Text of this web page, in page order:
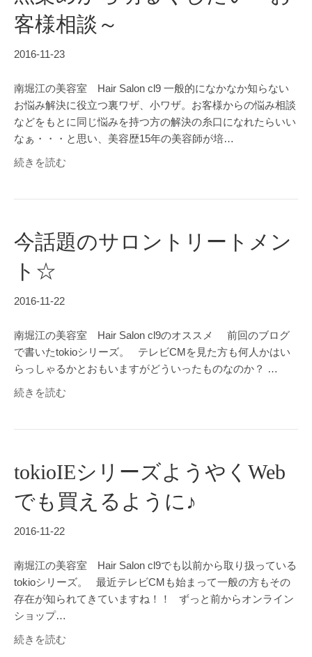
客様相談～
2016-11-23
南堀江の美容室 Hair Salon cl9 一般的になかなか知らない
お悩み解決に役立つ裏ワザ、小ワザ。お客様からの悩み相談
などをもとに同じ悩みを持つ方の解決の糸口になれたらいい
なぁ・・・と思い、美容歴15年の美容師が培…
続きを読む
今話題のサロントリートメン
ト☆
2016-11-22
南堀江の美容室 Hair Salon cl9のオススメ 前回のブログ
で書いたtokioシリーズ。 テレビCMを見た方も何人かはい
らっしゃるかとおもいますがどういったものなのか？ …
続きを読む
tokioIEシリーズようやくWeb
でも買えるように♪
2016-11-22
南堀江の美容室 Hair Salon cl9でも以前から取り扱っている
tokioシリーズ。 最近テレビCMも始まって一般の方もその
存在が知られてきていますね！！ ずっと前からオンライン
ショップ…
続きを読む